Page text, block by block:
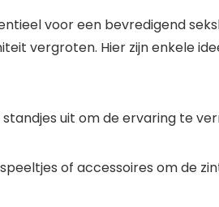
voor een bevredigend
vergroten. Hier zijn enkele
uit om de ervaring te
of accessoires om de